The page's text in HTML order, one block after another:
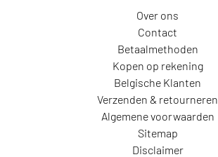
Over ons
Contact
Betaalmethoden
Kopen op rekening
Belgische Klanten
Verzenden & retourneren
Algemene voorwaarden
Sitemap
Disclaimer